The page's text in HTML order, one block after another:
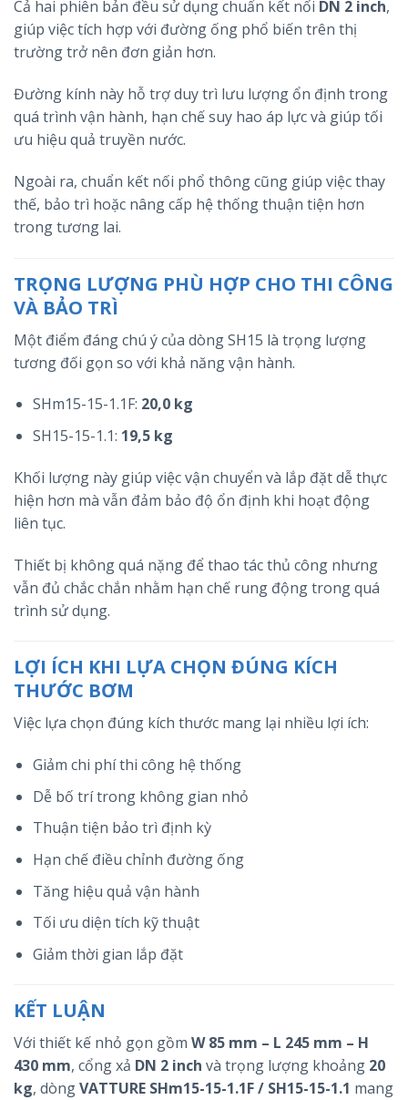
Cả hai phiên bản đều sử dụng chuẩn kết nối DN 2 inch,
giúp việc tích hợp với đường ống phổ biến trên thị
trường trở nên đơn giản hơn.
Đường kính này hỗ trợ duy trì lưu lượng ổn định trong
quá trình vận hành, hạn chế suy hao áp lực và giúp tối
ưu hiệu quả truyền nước.
Ngoài ra, chuẩn kết nối phổ thông cũng giúp việc thay
thế, bảo trì hoặc nâng cấp hệ thống thuận tiện hơn
trong tương lai.
TRỌNG LƯỢNG PHÙ HỢP CHO THI CÔNG
VÀ BẢO TRÌ
Một điểm đáng chú ý của dòng SH15 là trọng lượng
tương đối gọn so với khả năng vận hành.
SHm15-15-1.1F: 20,0 kg
SH15-15-1.1: 19,5 kg
Khối lượng này giúp việc vận chuyển và lắp đặt dễ thực
hiện hơn mà vẫn đảm bảo độ ổn định khi hoạt động
liên tục.
Thiết bị không quá nặng để thao tác thủ công nhưng
vẫn đủ chắc chắn nhằm hạn chế rung động trong quá
trình sử dụng.
LỢI ÍCH KHI LỰA CHỌN ĐÚNG KÍCH
THƯỚC BƠM
Việc lựa chọn đúng kích thước mang lại nhiều lợi ích:
Giảm chi phí thi công hệ thống
Dễ bố trí trong không gian nhỏ
Thuận tiện bảo trì định kỳ
Hạn chế điều chỉnh đường ống
Tăng hiệu quả vận hành
Tối ưu diện tích kỹ thuật
Giảm thời gian lắp đặt
KẾT LUẬN
Với thiết kế nhỏ gọn gồm W 85 mm – L 245 mm – H
430 mm, cổng xả DN 2 inch và trọng lượng khoảng 20
kg, dòngVATTURE SHm15-15-1.1F / SH15-15-1.1 mang